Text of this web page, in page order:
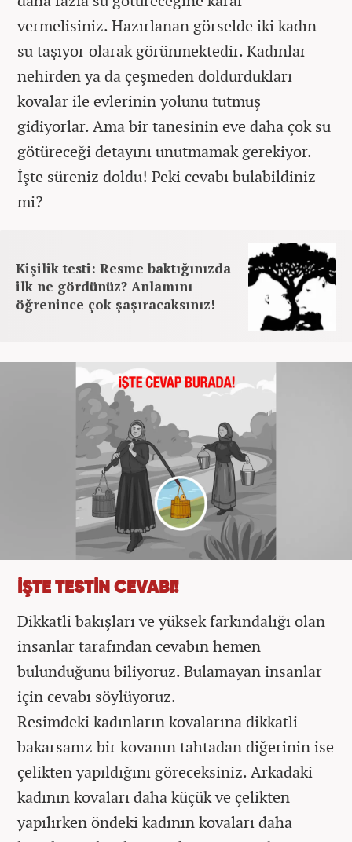
vermelisiniz. Hazırlanan görselde iki kadın
su taşıyor olarak görünmektedir. Kadınlar
nehirden ya da çeşmeden doldurdukları
kovalar ile evlerinin yolunu tutmuş
gidiyorlar. Ama bir tanesinin eve daha çok su
götüreceği detayını unutmamak gerekiyor.
İşte süreniz doldu! Peki cevabı bulabildiniz
mi?
Kişilik testi: Resme baktığınızda
ilk ne gördünüz? Anlamını
öğrenince çok şaşıracaksınız!
İŞTE TESTİN CEVABI!
Dikkatli bakışları ve yüksek farkındalığı olan
insanlar tarafından cevabın hemen
bulunduğunu biliyoruz. Bulamayan insanlar
için cevabı söylüyoruz.
Resimdeki kadınların kovalarına dikkatli
bakarsanız bir kovanın tahtadan diğerinin ise
çelikten yapıldığını göreceksiniz. Arkadaki
kadının kovaları daha küçük ve çelikten
yapılırken öndeki kadının kovaları daha